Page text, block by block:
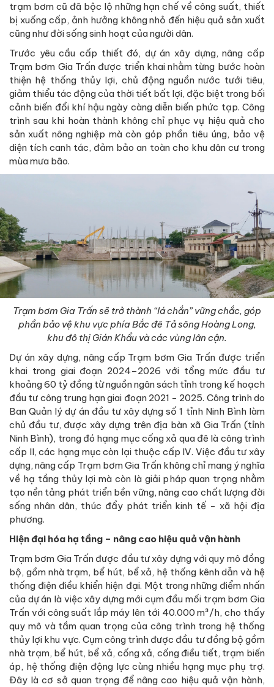
trạm bơm cũ đã bộc lộ những hạn chế về công suất, thiết
bị xuống cấp, ảnh hưởng không nhỏ đến hiệu quả sản xuất
cũng như đời sống sinh hoạt của người dân.
Trước yêu cầu cấp thiết đó, dự án xây dựng, nâng cấp
Trạm bơm Gia Trấn được triển khai nhằm từng bước hoàn
thiện hệ thống thủy lợi, chủ động nguồn nước tưới tiêu,
giảm thiểu tác động của thời tiết bất lợi, đặc biệt trong bối
cảnh biến đổi khí hậu ngày càng diễn biến phức tạp. Công
trình sau khi hoàn thành không chỉ phục vụ hiệu quả cho
sản xuất nông nghiệp mà còn góp phần tiêu úng, bảo vệ
diện tích canh tác, đảm bảo an toàn cho khu dân cư trong
mùa mưa bão.
Trạm bơm Gia Trấn sẽ trở thành “lá chắn” vững chắc, góp
phần bảo vệ khu vực phía Bắc đê Tả sông Hoàng Long,
khu đô thị Gián Khẩu và các vùng lân cận.
Dự án xây dựng, nâng cấp Trạm bơm Gia Trấn được triển
khai trong giai đoạn 2024–2026 với tổng mức đầu tư
khoảng 60 tỷ đồng từ nguồn ngân sách tỉnh trong kế hoạch
đầu tư công trung hạn giai đoạn 2021 - 2025. Công trình do
Ban Quản lý dự án đầu tư xây dựng số 1 tỉnh Ninh Bình làm
chủ đầu tư, được xây dựng trên địa bàn xã Gia Trấn (tỉnh
Ninh Bình), trong đó hạng mục cống xả qua đê là công trình
cấp II, các hạng mục còn lại thuộc cấp IV. Việc đầu tư xây
dựng, nâng cấp Trạm bơm Gia Trấn không chỉ mang ý nghĩa
về hạ tầng thủy lợi mà còn là giải pháp quan trọng nhằm
tạo nền tảng phát triển bền vững, nâng cao chất lượng đời
sống nhân dân, thúc đẩy phát triển kinh tế - xã hội địa
phương.
Hiện đại hóa hạ tầng – nâng cao hiệu quả vận hành
Trạm bơm Gia Trấn được đầu tư xây dựng với quy mô đồng
bộ, gồm nhà trạm, bể hút, bể xả, hệ thống kênh dẫn và hệ
thống điện điều khiển hiện đại. Một trong những điểm nhấn
của dự án là việc xây dựng mới cụm đầu mối trạm bơm Gia
Trấn với công suất lắp máy lên tới 40.000 m³/h, cho thấy
quy mô và tầm quan trọng của công trình trong hệ thống
thủy lợi khu vực. Cụm công trình được đầu tư đồng bộ gồm
nhà trạm, bể hút, bể xả, cống xả, cống điều tiết, trạm biến
áp, hệ thống điện động lực cùng nhiều hạng mục phụ trợ.
Đây là cơ sở quan trọng để nâng cao hiệu quả vận hành,